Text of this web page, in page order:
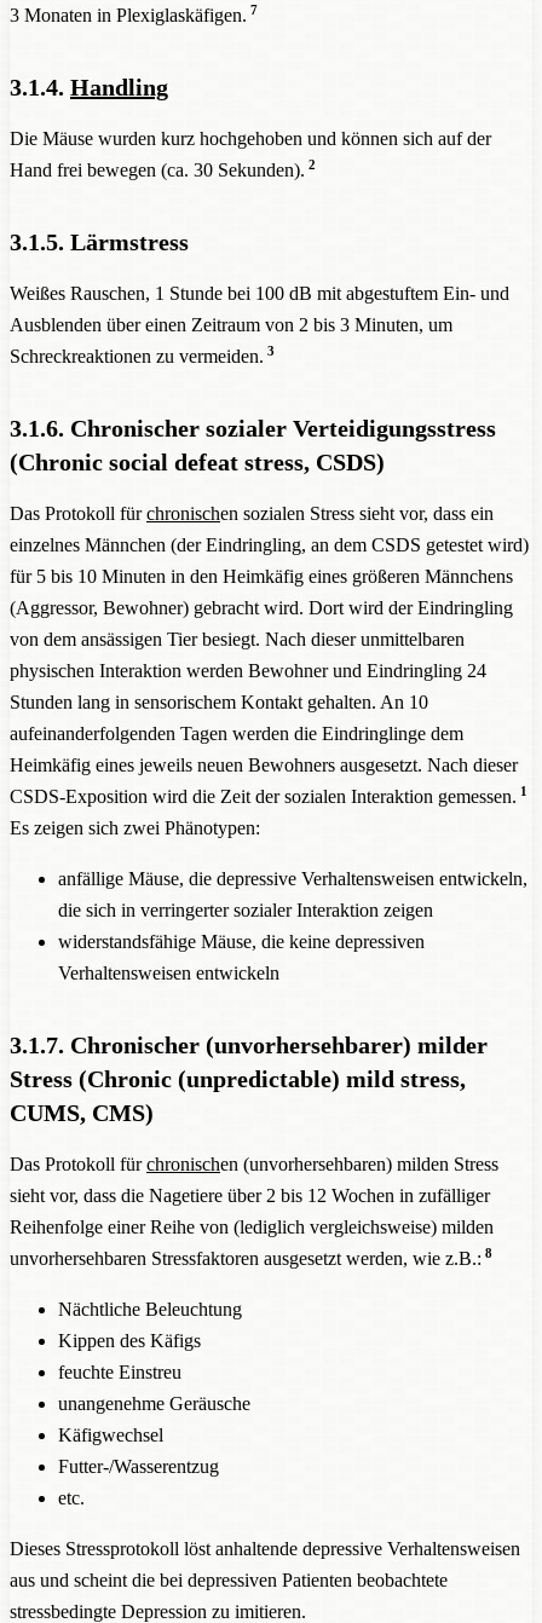
3 Monaten in Plexiglaskäfigen. 7
3.1.4. Handling
Die Mäuse wurden kurz hochgehoben und können sich auf der
Hand frei bewegen (ca. 30 Sekunden). 2
3.1.5. Lärmstress
Weißes Rauschen, 1 Stunde bei 100 dB mit abgestuftem Ein- und
Ausblenden über einen Zeitraum von 2 bis 3 Minuten, um
Schreckreaktionen zu vermeiden. 3
3.1.6. Chronischer sozialer Verteidigungsstress
(Chronic social defeat stress, CSDS)
Das Protokoll fürchronischen sozialen Stress sieht vor, dass ein
einzelnes Männchen (der Eindringling, an dem CSDS getestet wird)
für 5 bis 10 Minuten in den Heimkäfig eines größeren Männchens
(Aggressor, Bewohner) gebracht wird. Dort wird der Eindringling
von dem ansässigen Tier besiegt. Nach dieser unmittelbaren
physischen Interaktion werden Bewohner und Eindringling 24
Stunden lang in sensorischem Kontakt gehalten. An 10
aufeinanderfolgenden Tagen werden die Eindringlinge dem
Heimkäfig eines jeweils neuen Bewohners ausgesetzt. Nach dieser
CSDS-Exposition wird die Zeit der sozialen Interaktion gemessen. 1
Es zeigen sich zwei Phänotypen:
anfällige Mäuse, die depressive Verhaltensweisen entwickeln,
die sich in verringerter sozialer Interaktion zeigen
widerstandsfähige Mäuse, die keine depressiven
Verhaltensweisen entwickeln
3.1.7. Chronischer (unvorhersehbarer) milder
Stress (Chronic (unpredictable) mild stress,
CUMS, CMS)
Das Protokoll fürchronischen (unvorhersehbaren) milden Stress
sieht vor, dass die Nagetiere über 2 bis 12 Wochen in zufälliger
Reihenfolge einer Reihe von (lediglich vergleichsweise) milden
unvorhersehbaren Stressfaktoren ausgesetzt werden, wie z.B.: 8
Nächtliche Beleuchtung
Kippen des Käfigs
feuchte Einstreu
unangenehme Geräusche
Käfigwechsel
Futter-/Wasserentzug
etc.
Dieses Stressprotokoll löst anhaltende depressive Verhaltensweisen
aus und scheint die bei depressiven Patienten beobachtete
stressbedingte Depression zu imitieren.